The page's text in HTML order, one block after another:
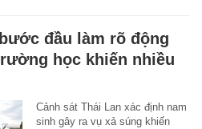
đầu làm rõ động
học khiến nhiều
Cảnh sát Thái Lan xác định nam
sinh gây ra vụ xả súng khiến